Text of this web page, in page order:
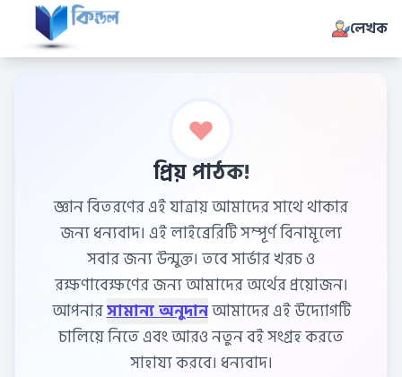
লেখক
প্রিয় পাঠক!
জ্ঞান বিতরণের এই যাত্রায় আমাদের সাথে থাকার
জন্য ধন্যবাদ। এই লাইব্রেরিটি সম্পূর্ণ বিনামূল্যে
সবার জন্য উন্মুক্ত। তবে সার্ভার খরচ ও
রক্ষণাবেক্ষণের জন্য আমাদের অর্থের প্রয়োজন।
আপনার
সামান্য অনুদানআমাদের এই উদ্যোগটি
চালিয়ে নিতে এবং আরও নতুন বই সংগ্রহ করতে
সাহায্য করবে। ধন্যবাদ।